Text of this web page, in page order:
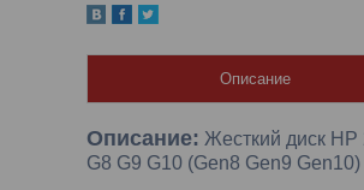
Описание
Описание: Жесткий диск
G8 G9 G10 (Gen8 Gen9